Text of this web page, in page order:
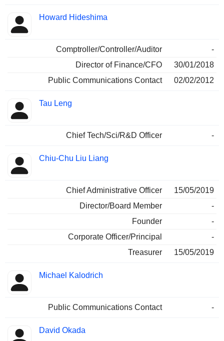
Howard Hideshima
Comptroller/Controller/Auditor
-
Director of Finance/CFO
30/01/2018
Public Communications Contact
02/02/2012
Tau Leng
Chief Tech/Sci/R&D Officer -
Chiu-Chu Liu Liang
Chief Administrative Officer
15/05/2019
Director/Board Member
-
Founder
-
Corporate Officer/Principal
-
Treasurer
15/05/2019
Michael Kalodrich
Public Communications Contact -
David Okada